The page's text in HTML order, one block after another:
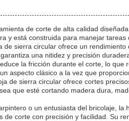
de corte de alta calidad
y está construida para manejar tareas
de sierra circular ofrece un
una nitidez y precisión
la fricción durante el corte, lo
aspecto clásico a la vez que
de sierra circular ofrece cortes
que esté cortando madera dura,
o un entusiasta del bricolaje,
de corte con precisión y facilidad. Su